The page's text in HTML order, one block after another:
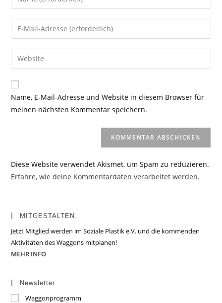
deinen
Namen
oder
zum
Kommentieren
ein
Gib
deine
E-
Mail-
zum
Kommentieren
ein
Gib
deine
Website-
URL
Name, E-Mail-Adresse und Website in diesem Browser für
meinen nächsten Kommentar speichern.
Diese Website verwendet Akismet, um Spam zu reduzieren.
Erfahre, wie deine Kommentardaten verarbeitet werden.
MITGESTALTEN
Jetzt Mitglied werden im Soziale Plastik e.V. und die kommenden
Aktivitäten des Waggons mitplanen!
MEHR INFO
Newsletter
Waggonprogramm